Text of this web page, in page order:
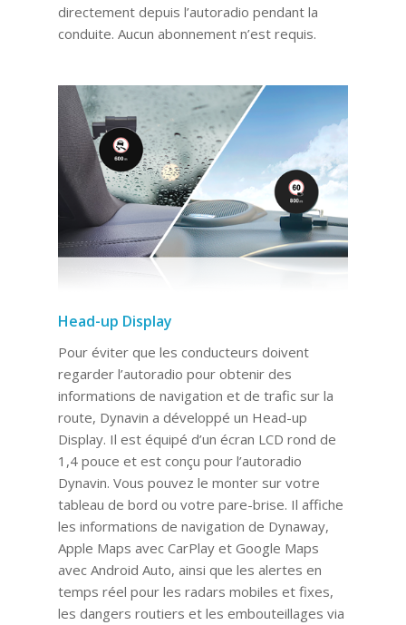
directement depuis l’autoradio pendant la
conduite. Aucun abonnement n’est requis.
Head-up Display
Pour éviter que les conducteurs doivent
regarder l’autoradio pour obtenir des
informations de navigation et de trafic sur la
route, Dynavin a développé un Head-up
Display. Il est équipé d’un écran LCD rond de
1,4 pouce et est conçu pour l’autoradio
Dynavin. Vous pouvez le monter sur votre
tableau de bord ou votre pare-brise. Il affiche
les informations de navigation de Dynaway,
Apple Maps avec CarPlay et Google Maps
avec Android Auto, ainsi que les alertes en
temps réel pour les radars mobiles et fixes,
les dangers routiers et les embouteillages via